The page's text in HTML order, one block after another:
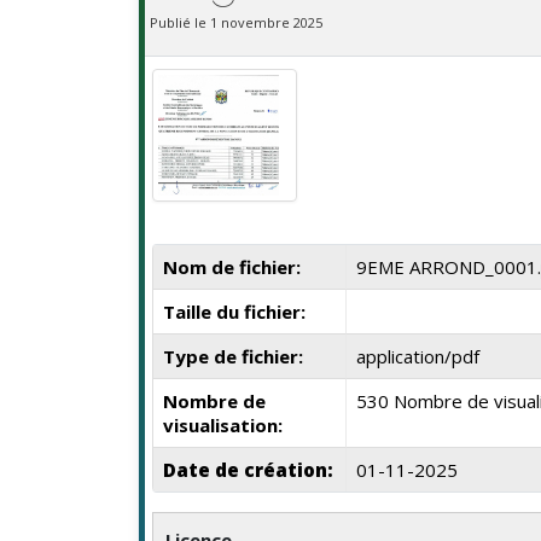
Publié le 1 novembre 2025
Nom de fichier:
9EME
Taille du fichier:
Type de fichier:
application/pdf
Nombre de
visualisation:
530 Nombre de
Date de création: 01-11-2025